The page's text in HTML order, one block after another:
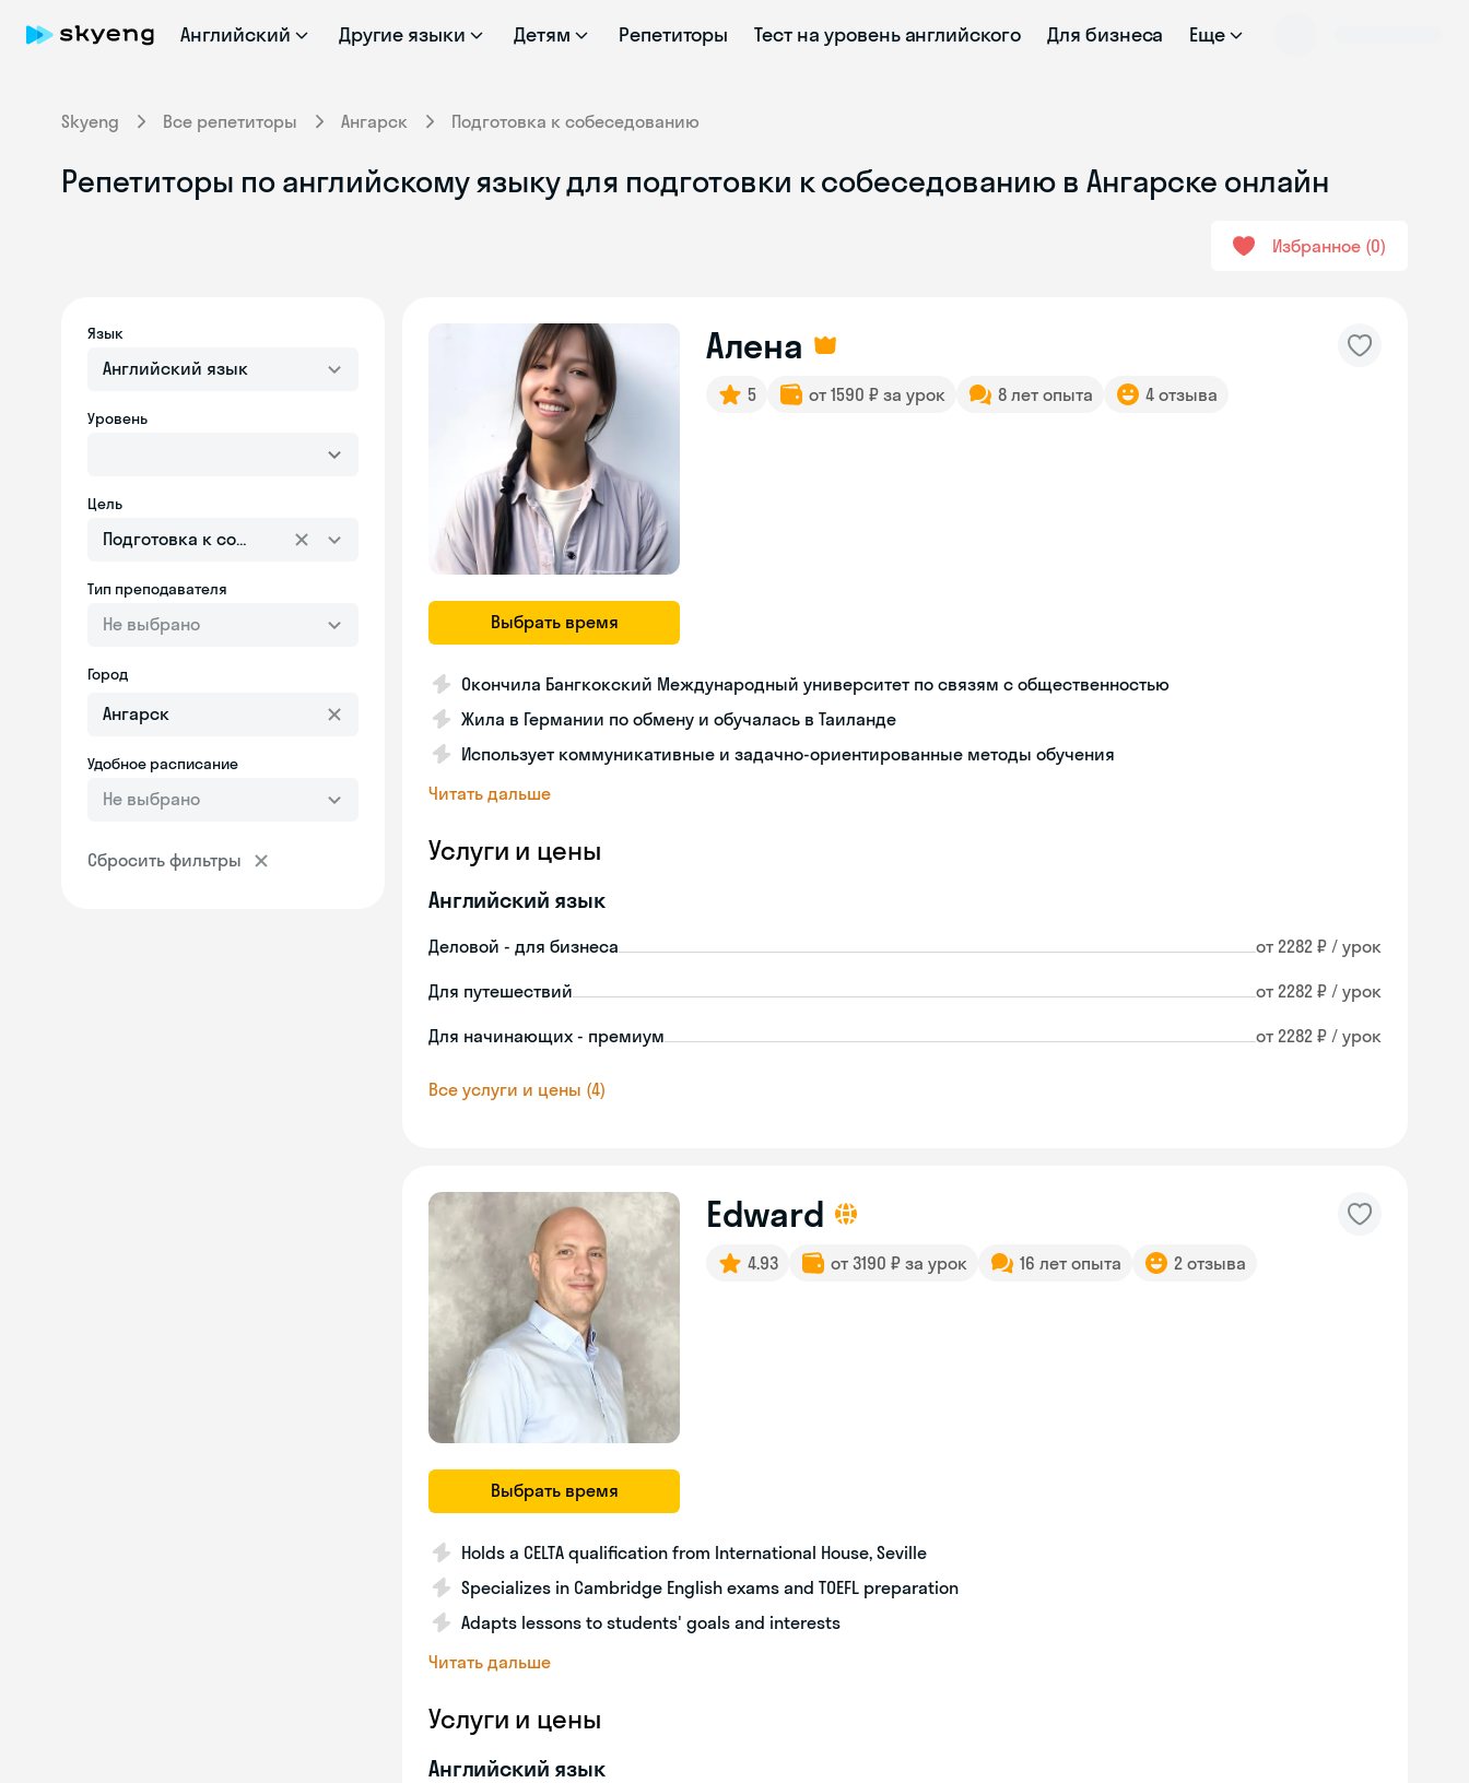
Английский Другие языки Детям Репетиторы Тест на уровень английского Для бизнеса Еще
Skyeng Все репетиторы Ангарск Подготовка к собеседованию
Репетиторы по английскому языку для подготовки к собеседованию в Ангарске онлайн
Избранное 0
Язык
Английский язык
Уровень
Цель
Подготовка к собеседованию
Тип преподавателя
Не выбрано
Город
Удобное расписание
Не выбрано
Сбросить фильтры
Выбрать время
Алена
5 от 1590 ₽ за урок 8 лет опыта 4 отзыва
Окончила Бангкокский Международный университет по связям с общественностью
Жила в Германии по обмену и обучалась в Таиланде
Использует коммуникативные и задачно-ориентированные методы обучения
Читать дальше
Услуги и цены
Английский язык
Деловой - для бизнеса от 2282 ₽ / урок
Для путешествий от 2282 ₽ / урок
Для начинающих - премиум от 2282 ₽ / урок
Все услуги и цены (4)
Выбрать время
Edward
4.93 от 3190 ₽ за урок 16 лет опыта 2 отзыва
Holds a CELTA qualification from International House, Seville
Specializes in Cambridge English exams and TOEFL preparation
Adapts lessons to students' goals and interests
Читать дальше
Услуги и цены
Английский язык